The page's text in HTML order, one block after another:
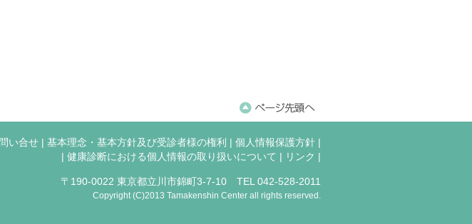
い合せ 基本理念・基本方針及び受診者様の権利 個人情報保護方針
健康診断における個人情報の取り扱いについて リンク
〒190-0022 東京都立川市錦町3-7-10 TEL 042-528-2011
Copyright (C)2013 Tamakenshin Center all rights reserved.